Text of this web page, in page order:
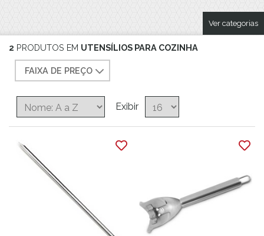
Ver categorias
2 PRODUTOS EM UTENSÍLIOS PARA COZINHA
FAIXA DE PREÇO
Exibir